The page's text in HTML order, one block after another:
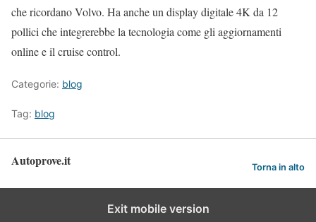
che ricordano Volvo. Ha anche un display digitale 4K da 12
pollici che integrerebbe la tecnologia come gli aggiornamenti
online e il cruise control.
Categorie: blog
Tag: blog
Autoprove.it Torna in alto
Exit mobile version